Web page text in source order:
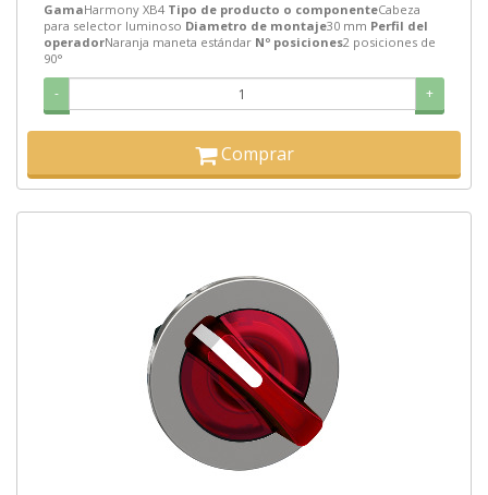
GamaHarmony XB4 Tipo de producto o componenteCabeza
para selector luminoso Diametro de montaje30 mm Perfil del
operadorNaranja maneta estándar Nº posiciones2 posiciones de
90°
- +
Comprar